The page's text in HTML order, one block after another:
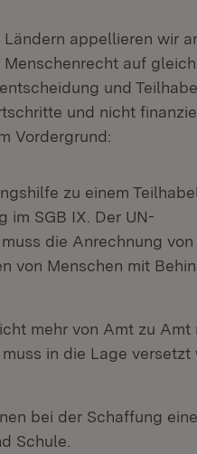
appellieren wir
auf
und
und nicht
Vordergrund:
zu einem
im SGB IX. Der UN-
die Anrechnung von
von Menschen mit
mehr von Amt zu Amt
in die Lage versetzt
bei der Schaffung
Schule.